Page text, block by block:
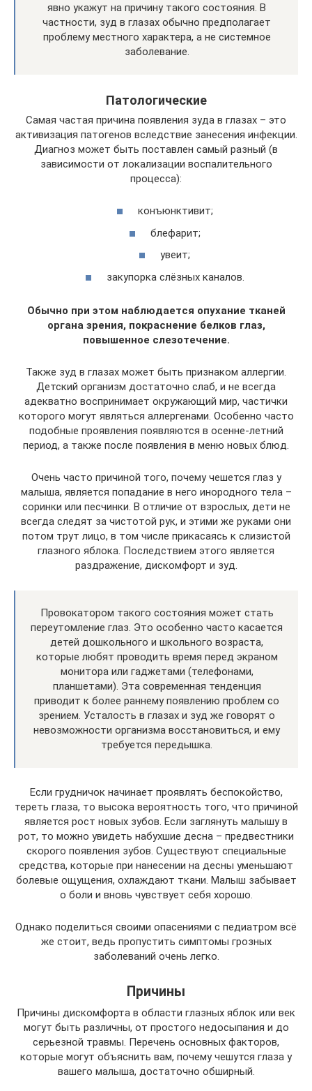
явно укажут на причину такого состояния. В
частности, зуд в глазах обычно предполагает
проблему местного характера, а не системное
заболевание.
Патологические
Самая частая причина появления зуда в глазах – это
активизация патогенов вследствие занесения инфекции.
Диагноз может быть поставлен самый разный (в
зависимости от локализации воспалительного
процесса):
конъюнктивит;
блефарит;
увеит;
закупорка слёзных каналов.
Обычно при этом наблюдается опухание тканей
органа зрения, покраснение белков глаз,
повышенное слезотечение.
Также зуд в глазах может быть признаком аллергии.
Детский организм достаточно слаб, и не всегда
адекватно воспринимает окружающий мир, частички
которого могут являться аллергенами. Особенно часто
подобные проявления появляются в осенне-летний
период, а также после появления в меню новых блюд.
Очень часто причиной того, почему чешется глаз у
малыша, является попадание в него инородного тела –
соринки или песчинки. В отличие от взрослых, дети не
всегда следят за чистотой рук, и этими же руками они
потом трут лицо, в том числе прикасаясь к слизистой
глазного яблока. Последствием этого является
раздражение, дискомфорт и зуд.
Провокатором такого состояния может стать
переутомление глаз. Это особенно часто касается
детей дошкольного и школьного возраста,
которые любят проводить время перед экраном
монитора или гаджетами (телефонами,
планшетами). Эта современная тенденция
приводит к более раннему появлению проблем со
зрением. Усталость в глазах и зуд же говорят о
невозможности организма восстановиться, и ему
требуется передышка.
Если грудничок начинает проявлять беспокойство,
тереть глаза, то высока вероятность того, что причиной
является рост новых зубов. Если заглянуть малышу в
рот, то можно увидеть набухшие десна – предвестники
скорого появления зубов. Существуют специальные
средства, которые при нанесении на десны уменьшают
болевые ощущения, охлаждают ткани. Малыш забывает
о боли и вновь чувствует себя хорошо.
Однако поделиться своими опасениями с педиатром всё
же стоит, ведь пропустить симптомы грозных
заболеваний очень легко.
Причины
Причины дискомфорта в области глазных яблок или век
могут быть различны, от простого недосыпания и до
серьезной травмы. Перечень основных факторов,
которые могут объяснить вам, почему чешутся глаза у
вашего малыша, достаточно обширный.